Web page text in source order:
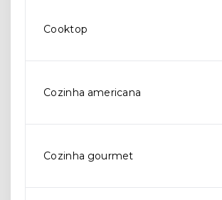
Cooktop
Cozinha americana
Cozinha gourmet